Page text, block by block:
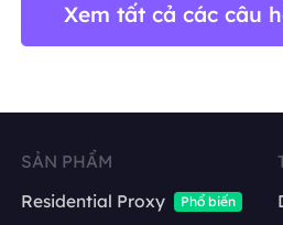
Xem tất cả các câu
SẢN PHẨM
Residential Proxy
Phổ biến